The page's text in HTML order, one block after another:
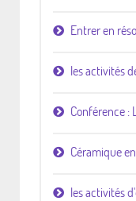
Entrer en
les activités
Conférence :
Céramique
les activités